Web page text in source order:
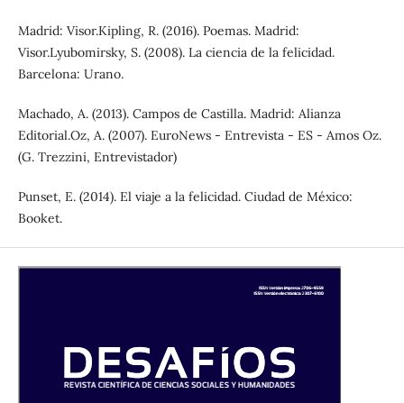
Madrid: Visor.Kipling, R. (2016). Poemas. Madrid:
Visor.Lyubomirsky, S. (2008). La ciencia de la felicidad.
Barcelona: Urano.
Machado, A. (2013). Campos de Castilla. Madrid: Alianza
Editorial.Oz, A. (2007). EuroNews - Entrevista - ES - Amos Oz.
(G. Trezzini, Entrevistador)
Punset, E. (2014). El viaje a la felicidad. Ciudad de México:
Booket.